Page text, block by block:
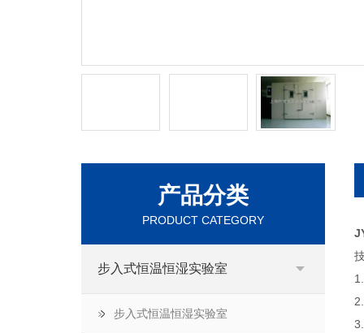
产品分类
PRODUCT CATEGORY
步入式恒温恒湿实验室
步入式恒温恒湿实验室